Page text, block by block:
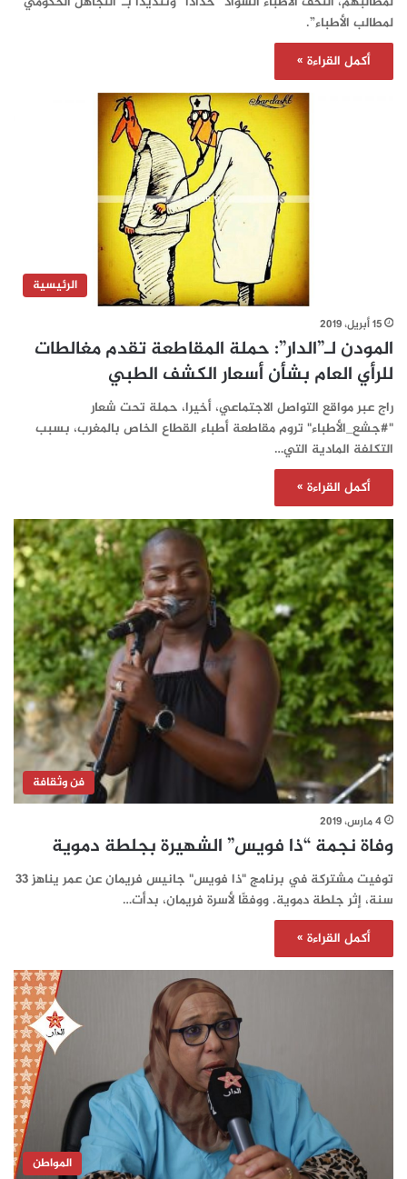
لمطالب الأطباء”.
أكمل القراءة »
الرئيسية
15 أبريل، 2019
المودن لـ”الدار”: حملة المقاطعة تقدم مغالطات
للرأي العام بشأن أسعار الكشف الطبي
راج عبر مواقع التواصل الاجتماعي، أخيرا، حملة تحت شعار
"#جشع_الأطباء" تروم مقاطعة أطباء القطاع الخاص بالمغرب، بسبب
التكلفة المادية التي…
أكمل القراءة »
فن وثقافة
4 مارس، 2019
وفاة نجمة “ذا فويس” الشهيرة بجلطة دموية
توفيت مشتركة في برنامج "ذا فويس" جانيس فريمان عن عمر يناهز 33
سنة، إثر جلطة دموية. ووفقًا لأسرة فريمان، بدأت…
أكمل القراءة »
المواطن